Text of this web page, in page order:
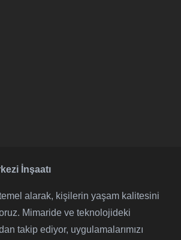
İnşaatı
temel alarak, kişilerin yaşam kalitesini
Mimaride ve teknolojideki
takip ediyor, uygulamalarımızı